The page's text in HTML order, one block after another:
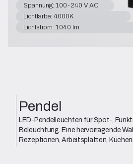
Spannung: 100-240 V AC
Lichtfarbe: 4000K
Lichtstrom: 1040 lm
Pendel
LED-Pendelleuchten für Spot-,
Beleuchtung. Eine hervorragende
Rezeptionen, Arbeitsplatten,